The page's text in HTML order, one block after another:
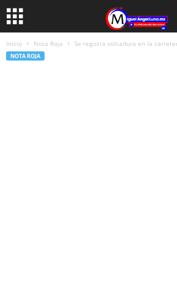
Inicio Nota Roja Se registra volcadura en la
NOTA ROJA